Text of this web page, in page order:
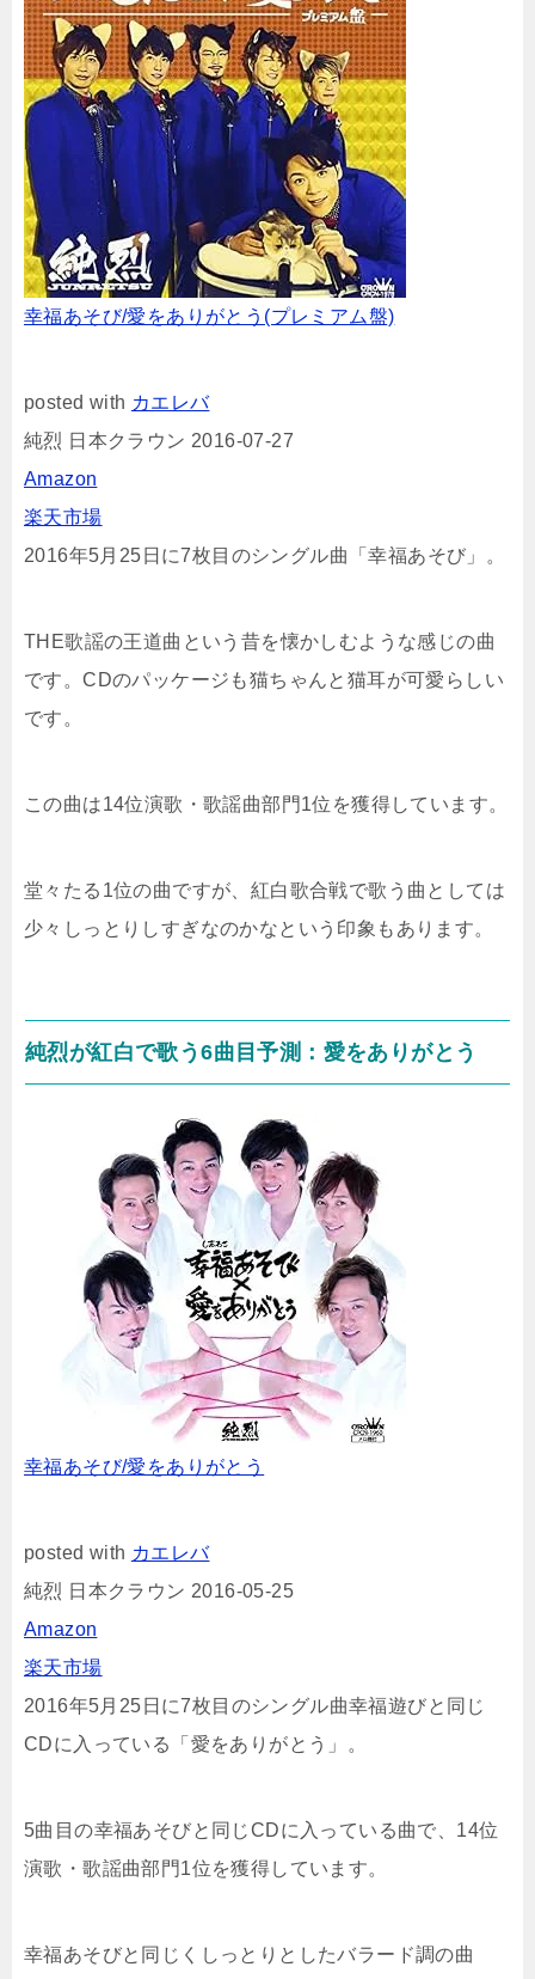
幸福あそび/愛をありがとう(プレミアム盤)
posted with カエレバ
純烈 日本クラウン 2016-07-27
Amazon
楽天市場
2016年5月25日に7枚目のシングル曲「幸福あそび」。
THE歌謡の王道曲という昔を懐かしむような感じの曲
です。CDのパッケージも猫ちゃんと猫耳が可愛らしい
です。
この曲は14位演歌・歌謡曲部門1位を獲得しています。
堂々たる1位の曲ですが、紅白歌合戦で歌う曲としては
少々しっとりしすぎなのかなという印象もあります。
純烈が紅白で歌う6曲目予測：愛をありがとう
幸福あそび/愛をありがとう
posted with カエレバ
純烈 日本クラウン 2016-05-25
Amazon
楽天市場
2016年5月25日に7枚目のシングル曲幸福遊びと同じ
CDに入っている「愛をありがとう」。
5曲目の幸福あそびと同じCDに入っている曲で、14位
演歌・歌謡曲部門1位を獲得しています。
幸福あそびと同じくしっとりとしたバラード調の曲